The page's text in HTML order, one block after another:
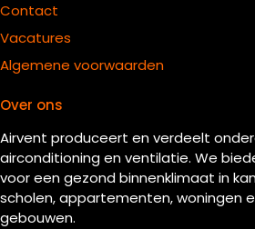
Contact
Vacatures
Algemene voorwaarden
Over ons
Airvent produceert en verdeelt
airconditioning en ventilatie. We
voor een gezond binnenklimaat in
scholen, appartementen, woningen
gebouwen.